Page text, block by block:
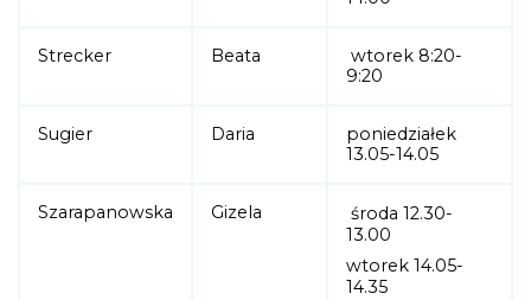
Strecker Beata
wtorek 8:20-
9:20
Sugier Daria
poniedziałek
13.05-14.05
Szarapanowska Gizela
środa 12.30-
13.00
wtorek 14.05-
14.35